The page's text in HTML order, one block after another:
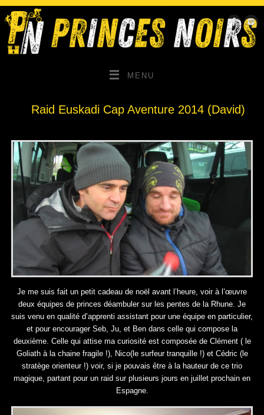
MENU
Raid Euskadi Cap Aventure 2014 (David)
Je me suis fait un petit cadeau de noël avant l’heure, voir à l’œuvre
deux équipes de princes déambuler sur les pentes de la Rhune. Je
suis venu en qualité d’apprenti assistant pour une équipe en particulier,
et pour encourager Seb, Ju, et Ben dans celle qui compose la
deuxième. Celle qui attise ma curiosité est composée de Clément ( le
Goliath à la chaine fragile !), Nico(le surfeur tranquille !) et Cédric (le
stratège orienteur !) voir, si je pouvais être à la hauteur de ce trio
magique, partant pour un raid sur plusieurs jours en juillet prochain en
Espagne.